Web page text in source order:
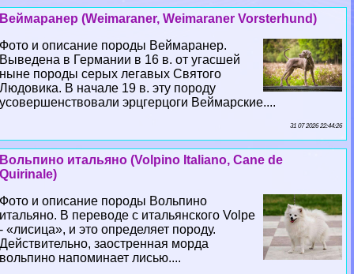
Веймаранер (Weimaraner, Weimaraner Vorsterhund)
Фото и описание породы Веймаранер.
Выведена в Германии в 16 в. от угасшей
ныне породы серых легавых Святого
Людовика. В начале 19 в. эту породу
усовершенствовали эрцгерцоги Веймарские....
31 07 2026 22:44:26
Вольпино итальяно (Volpino Italiano, Cane de
Quirinale)
Фото и описание породы Вольпино
итальяно. В переводе с итальянского Volpe
- «лисица», и это определяет породу.
Действительно, заостренная морда
вольпино напоминает лисью....